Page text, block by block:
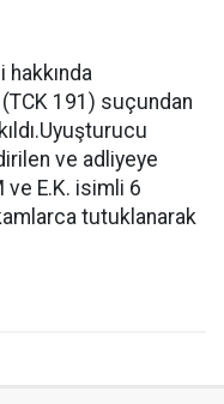
hakkında
191) suçundan
ve adliyeye
ve E.K. isimli 6
tutuklanarak